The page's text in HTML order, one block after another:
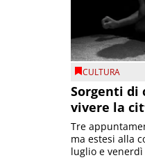
CULTURA
Sorgenti di
vivere la
Tre
ma estesi alla
luglio e venerdì